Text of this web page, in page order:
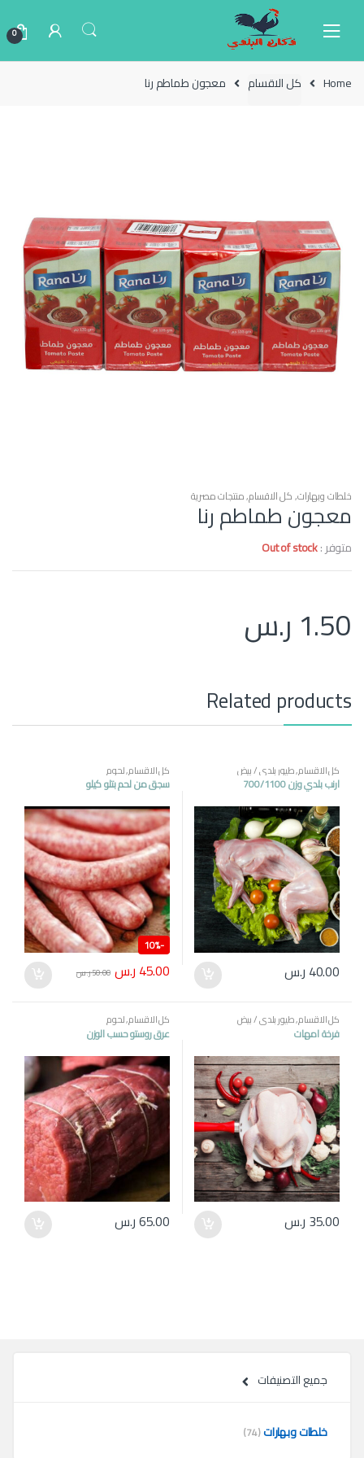
0
Home كل الاقسام معجون طماطم رنا
خلطات وبهارات,كل الاقسام,منتجات مصرية
معجون طماطم رنا
متوفر :Out of stock
1.50 ر.س
Related products
كل الاقسام,طيور بلدي / بيض
ارنب بلدي وزن 700/1100
40.00 ر.س
كل الاقسام,لحوم
سجق من لحم بتلو كيلو
-
10%
45.00 ر.س 50.00ر.س
كل الاقسام,طيور بلدي / بيض
فرخة امهات
35.00 ر.س
كل الاقسام,لحوم
عرق روستو حسب الوزن
65.00ر.س
جميع التصنيفات
خلطات وبهارات(74)